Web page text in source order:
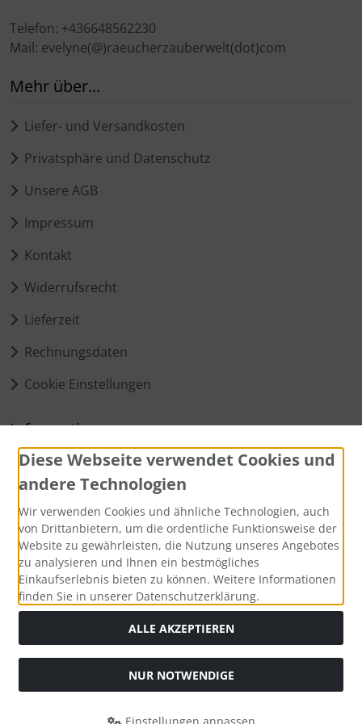
Telefon: +436648562230
Mail: evelyne(@)raeucherzauberwelt(dot)com
Mehr über...
Liefer- und Versandkosten
Privatsphäre und Datenschutz
Unsere AGB
Impressum
Kontakt
Widerrufsrecht
Lieferzeit
Rechnungsdaten
Cookie Einstellungen
Informationen
Matomo Statistik
Zahlungsmethoden
Social Media
Diese Webseite verwendet Cookies und
andere Technologien
Wir verwenden Cookies und ähnliche Technologien, auch
von Drittanbietern, um die ordentliche Funktionsweise der
Website zu gewährleisten, die Nutzung unseres Angebotes
zu analysieren und Ihnen ein bestmögliches
Einkaufserlebnis bieten zu können. Weitere Informationen
finden Sie in unserer Datenschutzerklärung.
ALLE AKZEPTIEREN
NUR NOTWENDIGE